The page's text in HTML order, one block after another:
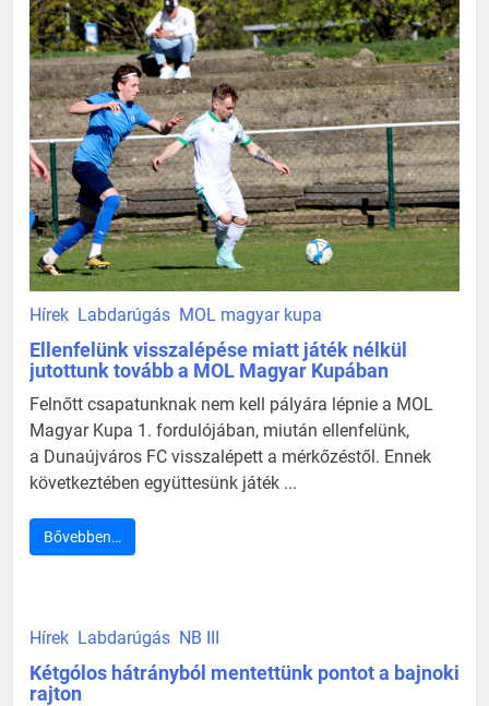
Hírek Labdarúgás MOL magyar kupa
Ellenfelünk visszalépése miatt játék nélkül
jutottunk tovább a MOL Magyar Kupában
Felnőtt csapatunknak nem kell pályára lépnie a MOL
Magyar Kupa 1. fordulójában, miután ellenfelünk,
a Dunaújváros FC visszalépett a mérkőzéstől. Ennek
következtében együttesünk játék ...
Bővebben…
Hírek Labdarúgás NB III
Kétgólos hátrányból mentettünk pontot a bajnoki
rajton